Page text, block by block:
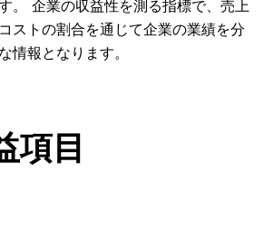
。 企業の収益性を測る指標で、売上
ストの割合を通じて企業の業績を分
情報となります。
項目